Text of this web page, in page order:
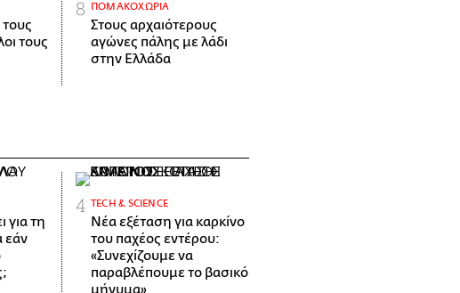
τους
ΠΟΜΑΚΟΧΏΡΙΑ
Στους αρχαιότερους
αγώνες πάλης με λάδι
στην Ελλάδα
για τη
εάν
ΤECH & SCIENCE
Νέα εξέταση για καρκίνο
του παχέος εντέρου:
«Συνεχίζουμε να
παραβλέπουμε το βασικό
μήνυμα»